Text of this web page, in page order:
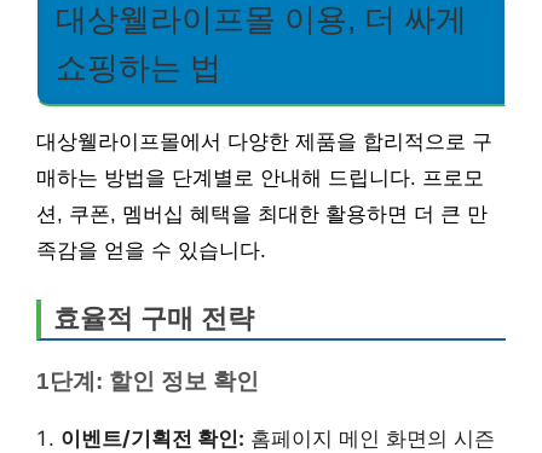
대상웰라이프몰 이용, 더 싸게
쇼핑하는 법
대상웰라이프몰에서 다양한 제품을 합리적으로 구
매하는 방법을 단계별로 안내해 드립니다. 프로모
션, 쿠폰, 멤버십 혜택을 최대한 활용하면 더 큰 만
족감을 얻을 수 있습니다.
효율적 구매 전략
1단계: 할인 정보 확인
이벤트/기획전 확인: 홈페이지 메인 화면의 시즌